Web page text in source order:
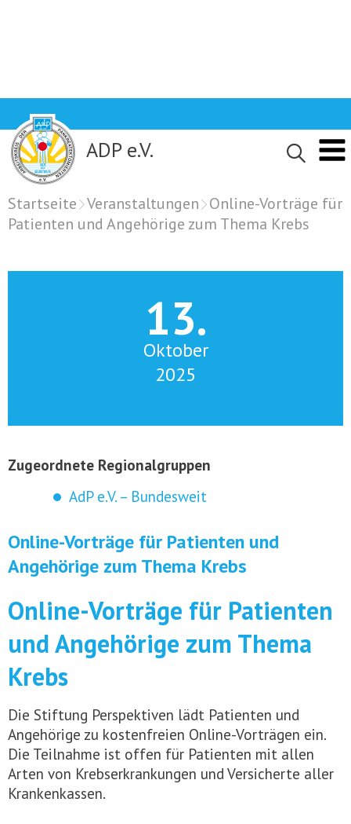
to
content
ADP e.V.
Startseite Veranstaltungen Online-Vorträge für
Patienten und Angehörige zum Thema Krebs
13.
Oktober
2025
Zugeordnete Regionalgruppen
AdP e.V. – Bundesweit
Online-Vorträge für Patienten und
Angehörige zum Thema Krebs
Online-Vorträge für Patienten
und Angehörige zum Thema
Krebs
Die Stiftung Perspektiven lädt Patienten und
Angehörige zu kostenfreien Online-Vorträgen ein.
Die Teilnahme ist offen für Patienten mit allen
Arten von Krebserkrankungen und Versicherte aller
Krankenkassen.